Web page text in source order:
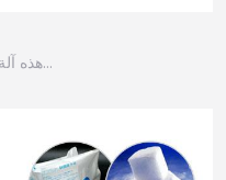
هذه آلة طحن جوز الهند هي المعدات التي يمكن…